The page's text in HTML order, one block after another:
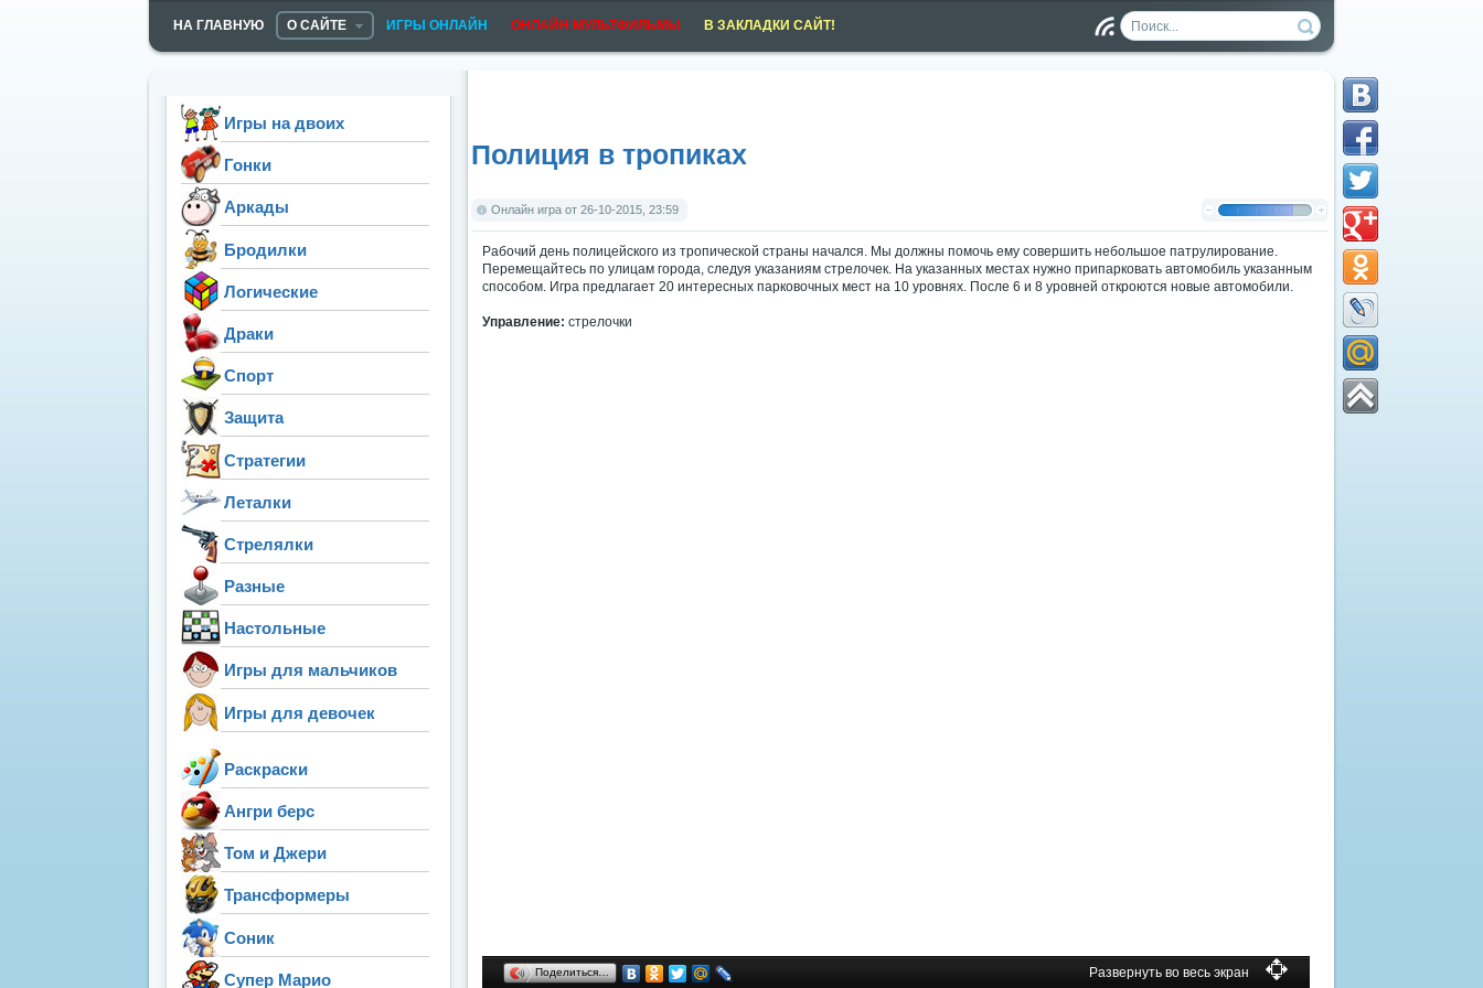
НА ГЛАВНУЮ О САЙТЕ ИГРЫ ОНЛАЙН ОНЛАЙН МУЛЬТФИЛЬМЫ
В ЗАКЛАДКИ САЙТ!
ен
Полиция в тропиках
Онлайн игра от 26-10-2015, 23:59
Рабочий день полицейского из тропической страны начался. Мы должны помочь ему совершить небольшое патрулирование.
Перемещайтесь по улицам города, следуя указаниям стрелочек. На указанных местах нужно припарковать автомобиль указанным
способом. Игра предлагает 20 интересных парковочных мест на 10 уровнях. После 6 и 8 уровней откроются новые автомобили.
Управление: стрелочки
Поделиться… Развернуть во весь экран
Игры на двоих
Гонки
Аркады
Бродилки
Логические
Драки
Спорт
Защита
Стратегии
Леталки
Стрелялки
Разные
Настольные
Игры для мальчиков
Игры для девочек
Раскраски
Ангри берс
Том и Джери
Трансформеры
Соник
Супер Марио